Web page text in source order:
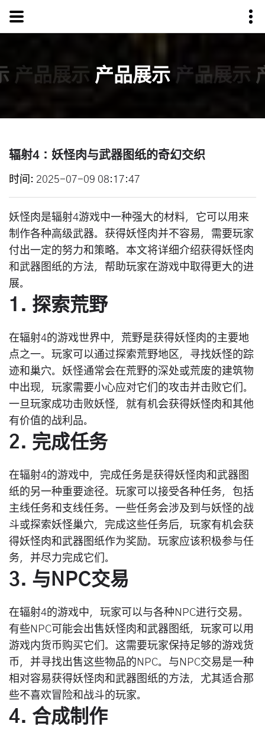
产品展示 产品展示 产品展示
辐射4：妖怪肉与武器图纸的奇幻交织
时间 2025-07-09 08:17:47
妖怪肉是辐射4游戏中一种强大的材料，它可以用来
制作各种高级武器。获得妖怪肉并不容易，需要玩家
付出一定的努力和策略。本文将详细介绍获得妖怪肉
和武器图纸的方法，帮助玩家在游戏中取得更大的进
展。
1. 探索荒野
在辐射4的游戏世界中，荒野是获得妖怪肉的主要地
点之一。玩家可以通过探索荒野地区，寻找妖怪的踪
迹和巢穴。妖怪通常会在荒野的深处或荒废的建筑物
中出现，玩家需要小心应对它们的攻击并击败它们。
一旦玩家成功击败妖怪，就有机会获得妖怪肉和其他
有价值的战利品。
2. 完成任务
在辐射4的游戏中，完成任务是获得妖怪肉和武器图
纸的另一种重要途径。玩家可以接受各种任务，包括
主线任务和支线任务。一些任务会涉及到与妖怪的战
斗或探索妖怪巢穴，完成这些任务后，玩家有机会获
得妖怪肉和武器图纸作为奖励。玩家应该积极参与任
务，并尽力完成它们。
3. 与NPC交易
在辐射4的游戏中，玩家可以与各种NPC进行交易。
有些NPC可能会出售妖怪肉和武器图纸，玩家可以用
游戏内货币购买它们。这需要玩家保持足够的游戏货
币，并寻找出售这些物品的NPC。与NPC交易是一种
相对容易获得妖怪肉和武器图纸的方法，尤其适合那
些不喜欢冒险和战斗的玩家。
4. 合成制作